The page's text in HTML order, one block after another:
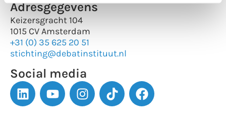
Adresgegevens
Keizersgracht 104
1015 CV Amsterdam
+31 (0) 35 625 20 51
stichting@debatinstituut.nl
Social media